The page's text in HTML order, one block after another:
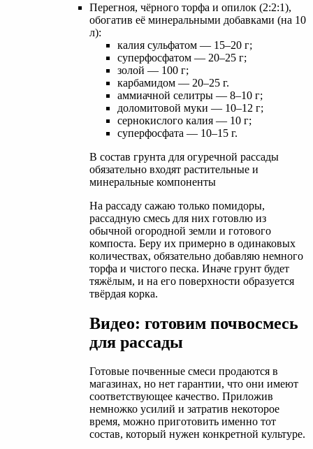
Перегноя, чёрного торфа и опилок (2:2:1),
обогатив её минеральными добавками (на 10
л):
калия сульфатом — 15–20 г;
суперфосфатом — 20–25 г;
золой — 100 г;
карбамидом — 20–25 г.
аммиачной селитры — 8–10 г;
доломитовой муки — 10–12 г;
сернокислого калия — 10 г;
суперфосфата — 10–15 г.
В состав грунта для огуречной рассады
обязательно входят растительные и
минеральные компоненты
На рассаду сажаю только помидоры,
рассадную смесь для них готовлю из
обычной огородной земли и готового
компоста. Беру их примерно в одинаковых
количествах, обязательно добавляю немного
торфа и чистого песка. Иначе грунт будет
тяжёлым, и на его поверхности образуется
твёрдая корка.
Видео: готовим почвосмесь
для рассады
Готовые почвенные смеси продаются в
магазинах, но нет гарантии, что они имеют
соответствующее качество. Приложив
немножко усилий и затратив некоторое
время, можно приготовить именно тот
состав, который нужен конкретной культуре.